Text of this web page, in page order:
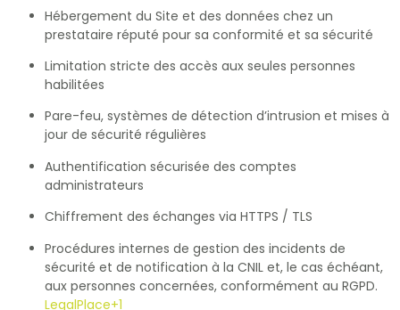
Hébergement du Site et des données chez un
prestataire réputé pour sa conformité et sa sécurité
Limitation stricte des accès aux seules personnes
habilitées
Pare-feu, systèmes de détection d’intrusion et mises à
jour de sécurité régulières
Authentification sécurisée des comptes
administrateurs
Chiffrement des échanges via HTTPS / TLS
Procédures internes de gestion des incidents de
sécurité et de notification à la CNIL et, le cas échéant,
aux personnes concernées, conformément au RGPD.
LegalPlace+1